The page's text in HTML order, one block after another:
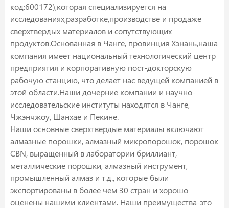
код:600172),которая специализируется на
исследованиях,разработке,производстве и продаже
сверхтвердых материалов и сопутствующих
продуктов.Основанная в Чанге, провинция Хэнань,наша
компания имеет национальный технологический центр
предприятия и корпоративную пост-докторскую
рабочую станцию, что делает нас ведущей компанией в
этой области.Наши дочерние компании и научно-
исследовательские институты находятся в Чанге,
Чжэнчжоу, Шанхае и Пекине.
Наши основные сверхтвердые материалы включают
алмазные порошки, алмазный микропорошок, порошок
CBN, выращенный в лаборатории бриллиант,
металлические порошки, алмазный инструмент,
промышленный алмаз и т.д., которые были
экспортированы в более чем 30 стран и хорошо
оценены нашими клиентами. Наши преимущества-это